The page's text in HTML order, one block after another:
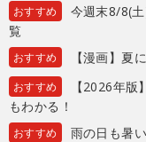
おすすめ
今週末8/8(
覧
おすすめ 【漫画】夏
おすすめ
【2026年
もわかる！
おすすめ
雨の日も暑